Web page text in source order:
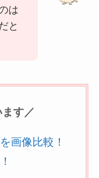
は
と
す／
画像比較！